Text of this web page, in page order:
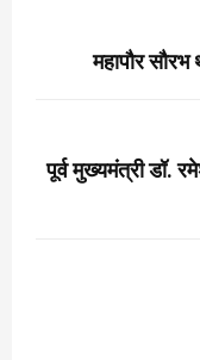
महापौर
पूर्व मुख्यमंत्री डॉ.